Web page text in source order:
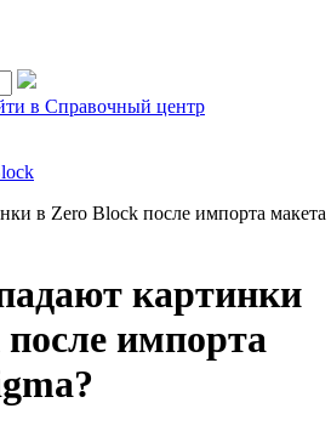
в Справочный центр
в Zero Block после импорта макета
картинки
импорта